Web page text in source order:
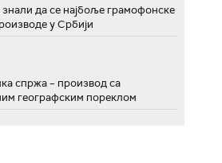
знали да се најбоље грамофонске
у Србији
спржа – производ са
географским пореклом